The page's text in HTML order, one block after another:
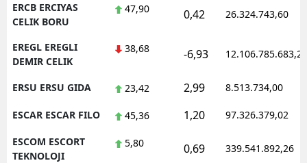
ERCB ERCIYAS
CELIK BORU
47,90 0,42 26.324.743,60
EREGL EREGLI
DEMIR CELIK
38,68 -6,93 12.106.785.683,20
ERSU ERSU GIDA 23,42 2,99 8.513.734,00
ESCAR ESCAR FILO 45,36 1,20 97.326.379,02
ESCOM ESCORT
TEKNOLOJI
5,80 0,69 339.541.892,26